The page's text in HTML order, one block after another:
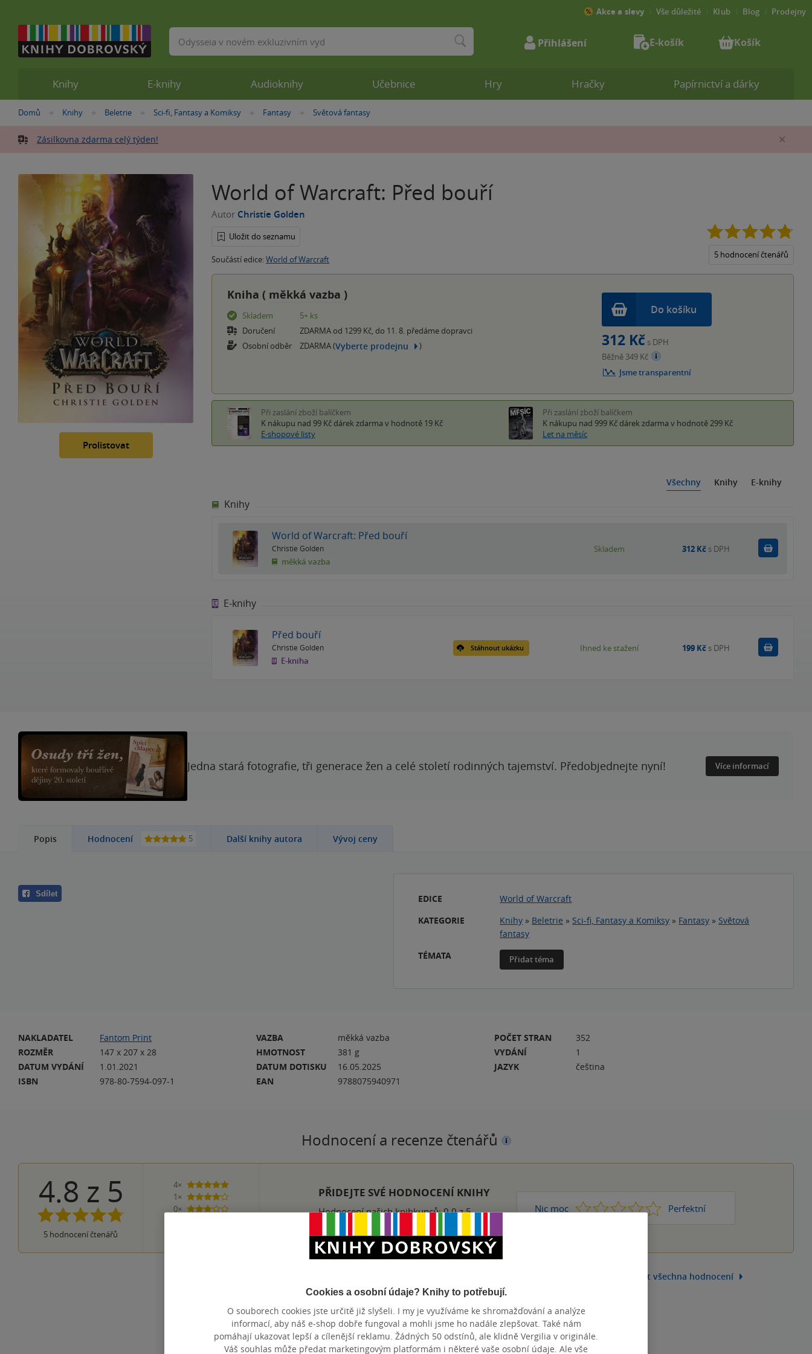
Nacházíte
zde:
Domů »
Knihy »
Beletrie »
Sci-fi, Fantasy a Komiksy »Fantasy »
Světová fantasy
Zásilkovna zdarma celý týden!
Prolistovat
World of Warcraft: Před bouří
Autor Christie Golden
Uložit do seznamu
Součástí edice:World of Warcraft 5 hodnocení čtenářů
Kniha ( měkká vazba )
Skladem
5+ ks
Doručení
ZDARMA od 1299 Kč, do 11. 8. předáme dopravci
Osobní odběr
ZDARMA (Vyberte prodejnu )
Do košíku
312 Kč s DPH
Běžně 349 Kč
Jsme transparentní
Při zaslání zboží balíčkem
K nákupu nad 99 Kč dárek zdarma v hodnotě 19 Kč
E-shopové listy
Při zaslání zboží balíčkem
K nákupu nad 999 Kč dárek zdarma v hodnotě 299 Kč
Let na měsíc
Všechny Knihy E-knihy
Knihy
World of Warcraft: Před bouří
Christie Golden
měkká vazba
Skladem 312 Kč s DPH
E-knihy
Před bouří
Christie Golden
E-kniha
Stáhnout ukázku Ihned ke stažení 199 Kč s DPH Koupit
Jedna stará fotografie, tři generace žen a celé století rodinných tajemství. Předobjednejte nyní! Více informací
Popis Hodnocení 5 Další knihy autora Vývoj ceny
Sdílet EDICE
World of Warcraft
KATEGORIE
Knihy » Beletrie » Sci-fi, Fantasy a Komiksy » Fantasy » Světová
fantasy
TÉMATA
Přidat téma
NAKLADATEL
Fantom Print
ROZMĚR
147 x 207 x 28
DATUM VYDÁNÍ
1.01.2021
ISBN
978-80-7594-097-1
VAZBA
měkká vazba
HMOTNOST
381 g
DATUM DOTISKU
16.05.2025
EAN
9788075940971
POČET STRAN
352
VYDÁNÍ
1
JAZYK
čeština
Hodnocení a recenze čtenářů
4.8 z 5
5 hodnocení čtenářů
4×
5 hvězdiček
1×
4 hvězdičky
0×
3 hvězdičky
PŘIDEJTE SVÉ HODNOCENÍ KNIHY
Hodnocení našich knihkupců: 0.0 z 5 Nic moc 1 2 3 4 Perfektní
5
Zobrazit všechna hodnocení
Přidat hodnocení
Knihy E-knihy Audioknihy Učebnice Hry Hračky Papírnictví a dárky
Akce a slevy Vše důležité Klub Blog Prodejny
Vyhledávání Přihlášení E-košík Košík
Cookies a osobní údaje? Knihy to potřebují.
O souborech cookies jste určitě již slyšeli. I my je využíváme ke shromažďování a analýze
informací, aby náš e-shop dobře fungoval a mohli jsme ho nadále zlepšovat. Také nám
pomáhají ukazovat lepší a cílenější reklamu. Žádných 50 odstínů, ale klidně Vergilia v originále.
Váš souhlas může předat marketingovým platformám i některé vaše osobní údaje. Ale vše